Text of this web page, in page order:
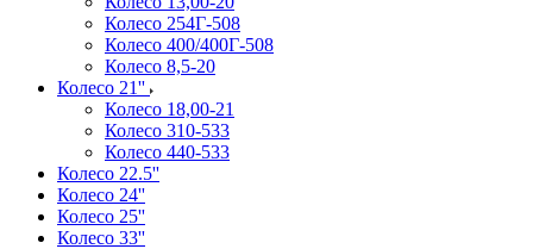
Колесо 254Г-508
Колесо 400/400Г-508
Колесо 8,5-20
Колесо 21''
Колесо 18,00-21
Колесо 310-533
Колесо 440-533
Колесо 22.5''
Колесо 24''
Колесо 25''
Колесо 33''